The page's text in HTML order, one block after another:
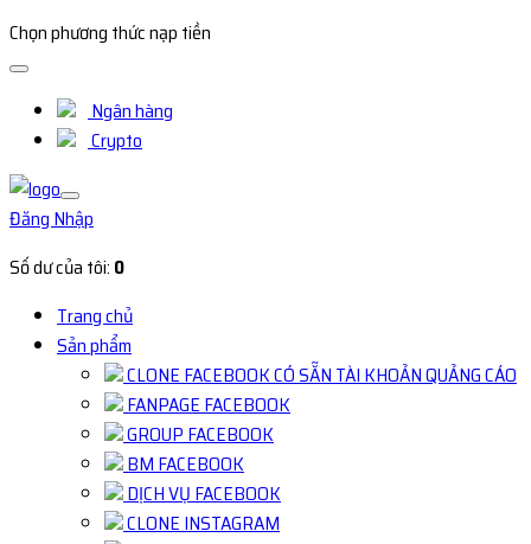
Chọn phương thức nạp tiền
Ngân hàng
Crypto
Đăng Nhập
Số dư của tôi: 0
Trang chủ
Sản phẩm
CLONE FACEBOOK CÓ SẴN TÀI KHOẢN QUẢNG CÁO
FANPAGE FACEBOOK
GROUP FACEBOOK
BM FACEBOOK
DỊCH VỤ FACEBOOK
CLONE INSTAGRAM